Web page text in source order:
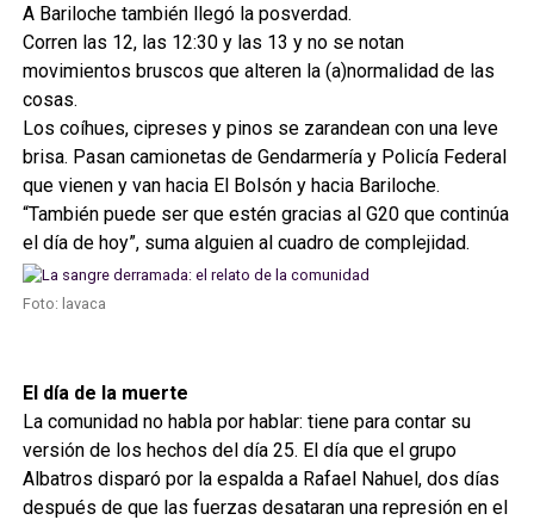
A Bariloche también llegó la posverdad.
Corren las 12, las 12:30 y las 13 y no se notan
movimientos bruscos que alteren la (a)normalidad de las
cosas.
Los coíhues, cipreses y pinos se zarandean con una leve
brisa. Pasan camionetas de Gendarmería y Policía Federal
que vienen y van hacia El Bolsón y hacia Bariloche.
“También puede ser que estén gracias al G20 que continúa
el día de hoy”, suma alguien al cuadro de complejidad.
Foto: lavaca
El día de la muerte
La comunidad no habla por hablar: tiene para contar su
versión de los hechos del día 25. El día que el grupo
Albatros disparó por la espalda a Rafael Nahuel, dos días
después de que las fuerzas desataran una represión en el